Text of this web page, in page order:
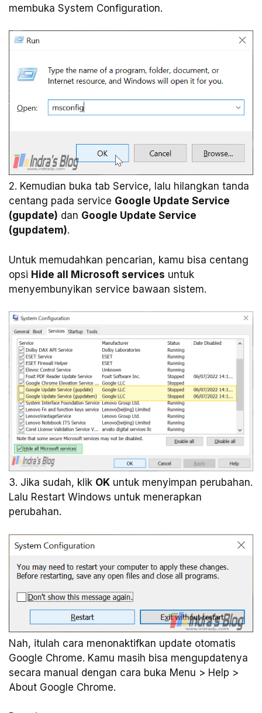
membuka System Configuration.
2. Kemudian buka tab Service, lalu hilangkan tanda
centang pada service Google Update Service
(gupdate) dan Google Update Service
(gupdatem).
Untuk memudahkan pencarian, kamu bisa centang
opsi Hide all Microsoft services untuk
menyembunyikan service bawaan sistem.
3. Jika sudah, klik OK untuk menyimpan perubahan.
Lalu Restart Windows untuk menerapkan
perubahan.
Nah, itulah cara menonaktifkan update otomatis
Google Chrome. Kamu masih bisa mengupdatenya
secara manual dengan cara buka Menu > Help >
About Google Chrome.